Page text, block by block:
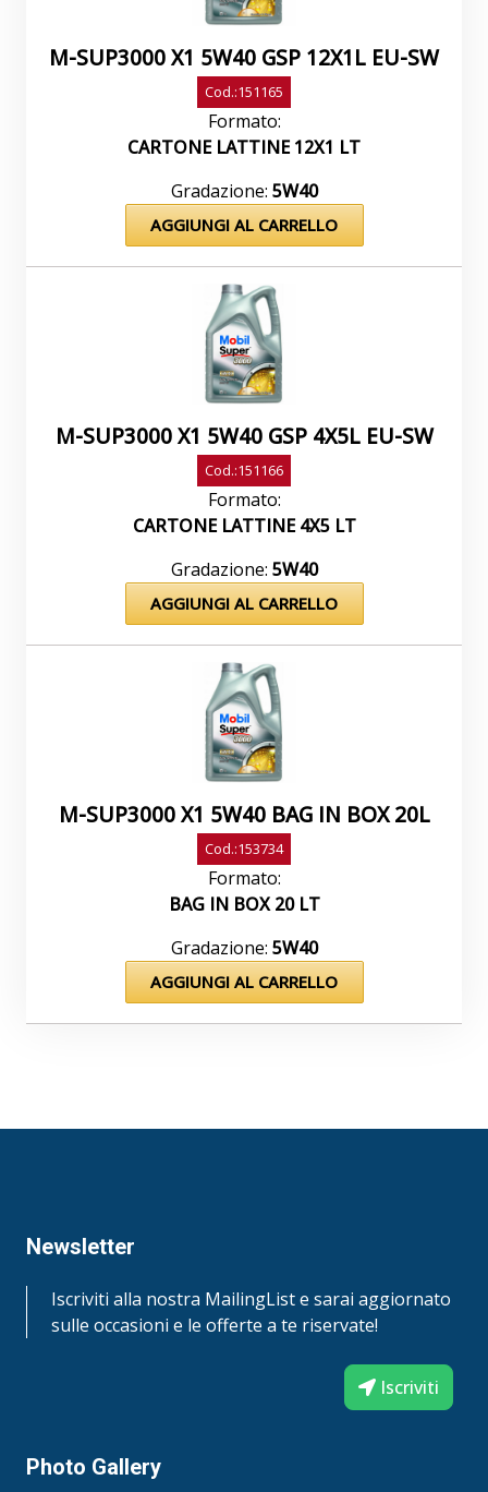
sono marchi depositati della Exxon Mobil
M-SUP3000 X1 5W40 GSP 12X1L EU-SW
Cod.:151165
Formato:
CARTONE LATTINE 12X1 LT
Gradazione: 5W40
AGGIUNGI AL CARRELLO
M-SUP3000 X1 5W40 GSP 4X5L EU-SW
Cod.:151166
Formato:
CARTONE LATTINE 4X5 LT
Gradazione: 5W40
AGGIUNGI AL CARRELLO
M-SUP3000 X1 5W40 BAG IN BOX 20L
Cod.:153734
Formato:
BAG IN BOX 20 LT
Gradazione: 5W40
AGGIUNGI AL CARRELLO
Newsletter
Iscriviti alla nostra MailingList e sarai aggiornato
sulle occasioni e le offerte a te riservate!
Iscriviti
Photo Gallery